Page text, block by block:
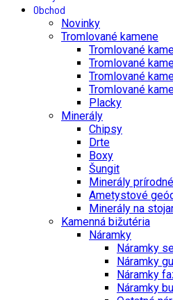
Obchod
Novinky
Tromlované kamene
Tromlované
Tromlované
Tromlované
Tromlované
Placky
Minerály
Chipsy
Drte
Boxy
Šungit
Minerály prírodné
Ametystové
Minerály na
Kamenná bižutéria
Náramky
Náramky
Náramky
Náramky
Náramky